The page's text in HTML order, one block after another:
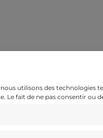
utilisons des
Le fait de ne pas consentir